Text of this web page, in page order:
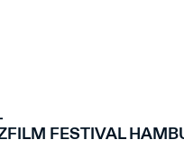
FESTIVAL